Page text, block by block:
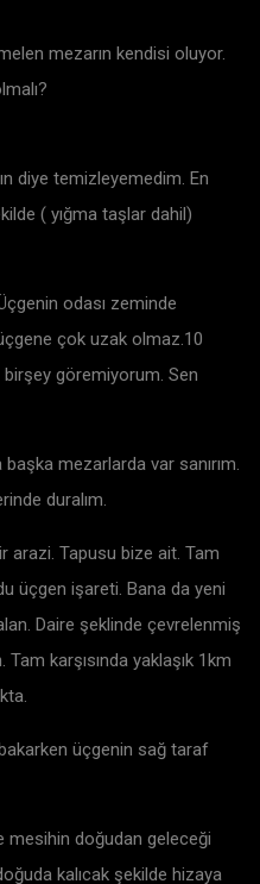
mezarın kendisi oluyor.
diye temizleyemedim. En
( yığma taşlar dahil)
odası zeminde
çok uzak olmaz.10
göremiyorum. Sen
mezarlarda var sanırım.
duralım.
arazi. Tapusu bize ait. Tam
üçgen işareti. Bana da yeni
Daire şeklinde çevrelenmiş
karşısında yaklaşık 1km
üçgenin sağ taraf
mesihin doğudan geleceği
kalıcak şekilde hizaya